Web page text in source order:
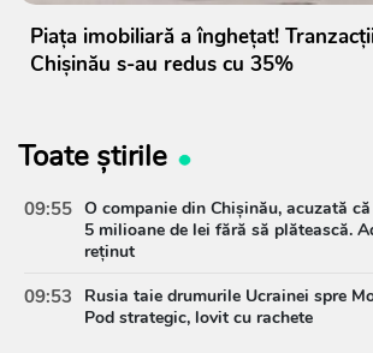
Piața imobiliară a înghețat!
Chișinău s-au redus cu 35%
Toate știrile
09:55 O companie din Chișinău, acuzată
5 milioane de lei fără să plătească.
reținut
09:53
Rusia taie drumurile Ucrainei spre
Pod strategic, lovit cu rachete